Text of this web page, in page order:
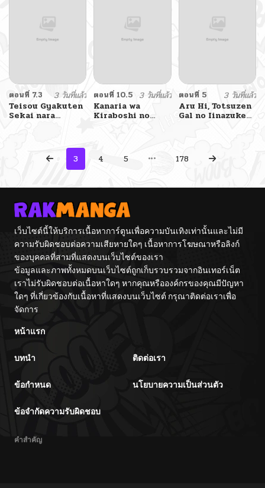
ตอนที่ 7.3
3 วันที่แล้ว
Teisou Gyakuten
Sekai nara
ตอนที่ 10.5 3 วันที่แล้ว
Kanaria wa
Kiraboshi no
ตอนที่ 5
3 วันที่แล้ว
Aru Hi, Totsuzen
Gal no Iinazuke
3 4 5 178
เว็บไซต์นี้ให้บริการเนื้อหาการ์ตูนเพื่อความบันเทิงเท่านั้นและไม่มี
ความรับผิดชอบต่อความเสียหายใดๆ เนื้อหาการโฆษณาหรือลิงก์
ของบุคคลที่สามที่แสดงบนเว็บไซต์ของเรา
ข้อมูลและภาพทั้งหมดบนเว็บไซต์ถูกเก็บรวบรวมจากอินเทอร์เน็ต
เราไม่รับผิดชอบต่อเนื้อหาใดๆ หากคุณหรือองค์กรของคุณมีปัญหา
ใดๆ ที่เกี่ยวข้องกับเนื้อหาที่แสดงบนเว็บไซต์ กรุณาติดต่อเราเพื่อ
จัดการ
หน้าแรก
บทนำ ติดต่อเรา
ข้อกำหนด นโยบายความเป็นส่วนตัว
ข้อจำกัดความรับผิดชอบ
คำสำคัญ